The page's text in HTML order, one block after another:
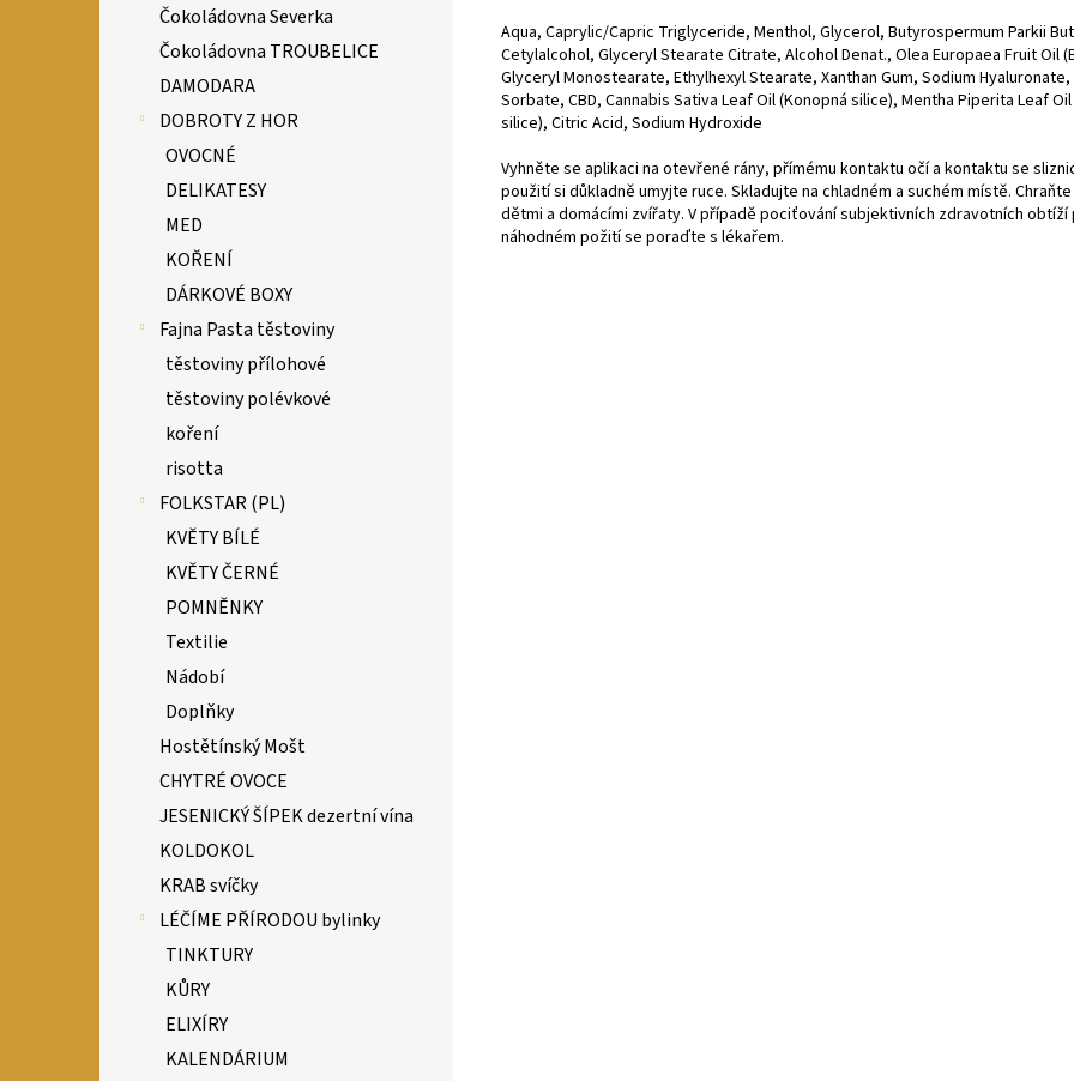
Čokoládovna Severka
Čokoládovna TROUBELICE
DAMODARA
DOBROTY Z HOR
OVOCNÉ
DELIKATESY
MED
KOŘENÍ
DÁRKOVÉ BOXY
Fajna Pasta těstoviny
těstoviny přílohové
těstoviny polévkové
koření
risotta
FOLKSTAR (PL)
KVĚTY BÍLÉ
KVĚTY ČERNÉ
POMNĚNKY
Textilie
Nádobí
Doplňky
Hostětínský Mošt
CHYTRÉ OVOCE
JESENICKÝ ŠÍPEK dezertní vína
KOLDOKOL
KRAB svíčky
LÉČÍME PŘÍRODOU bylinky
TINKTURY
KŮRY
ELIXÍRY
KALENDÁRIUM
Aqua, Caprylic/Capric Triglyceride, Menthol, Glycerol, Butyrospermum Parkii
Cetylalcohol, Glyceryl Stearate Citrate, Alcohol Denat., Olea Europaea Fruit Oil
Glyceryl Monostearate, Ethylhexyl Stearate, Xanthan Gum, Sodium
Sorbate, CBD, Cannabis Sativa Leaf Oil (Konopná silice), Mentha Piperita Leaf
silice), Citric Acid, Sodium Hydroxide
Vyhněte se aplikaci na otevřené rány, přímému kontaktu očí a kontaktu se
použití si důkladně umyjte ruce. Skladujte na chladném a suchém místě.
dětmi a domácími zvířaty. V případě pociťování subjektivních zdravotních obtíží
náhodném požití se poraďte s lékařem.